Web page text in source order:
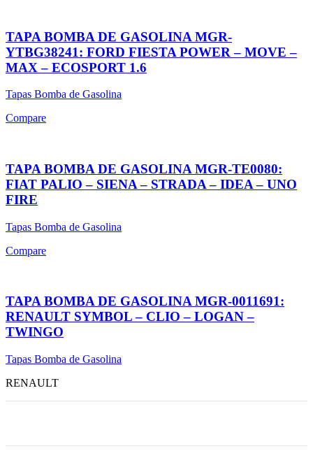
TAPA BOMBA DE GASOLINA MGR-
YTBG38241: FORD FIESTA POWER – MOVE –
MAX – ECOSPORT 1.6
Tapas Bomba de Gasolina
Compare
TAPA BOMBA DE GASOLINA MGR-TE0080:
FIAT PALIO – SIENA – STRADA – IDEA – UNO
FIRE
Tapas Bomba de Gasolina
Compare
TAPA BOMBA DE GASOLINA MGR-0011691:
RENAULT SYMBOL – CLIO – LOGAN –
TWINGO
Tapas Bomba de Gasolina
RENAULT